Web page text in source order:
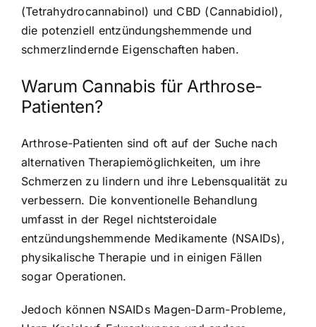
(Tetrahydrocannabinol) und CBD (Cannabidiol),
die potenziell entzündungshemmende und
schmerzlindernde Eigenschaften haben.
Warum Cannabis für Arthrose-
Patienten?
Arthrose-Patienten sind oft auf der Suche nach
alternativen Therapiemöglichkeiten, um ihre
Schmerzen zu lindern und ihre Lebensqualität zu
verbessern. Die konventionelle Behandlung
umfasst in der Regel nichtsteroidale
entzündungshemmende Medikamente (NSAIDs),
physikalische Therapie und in einigen Fällen
sogar Operationen.
Jedoch können NSAIDs Magen-Darm-Probleme,